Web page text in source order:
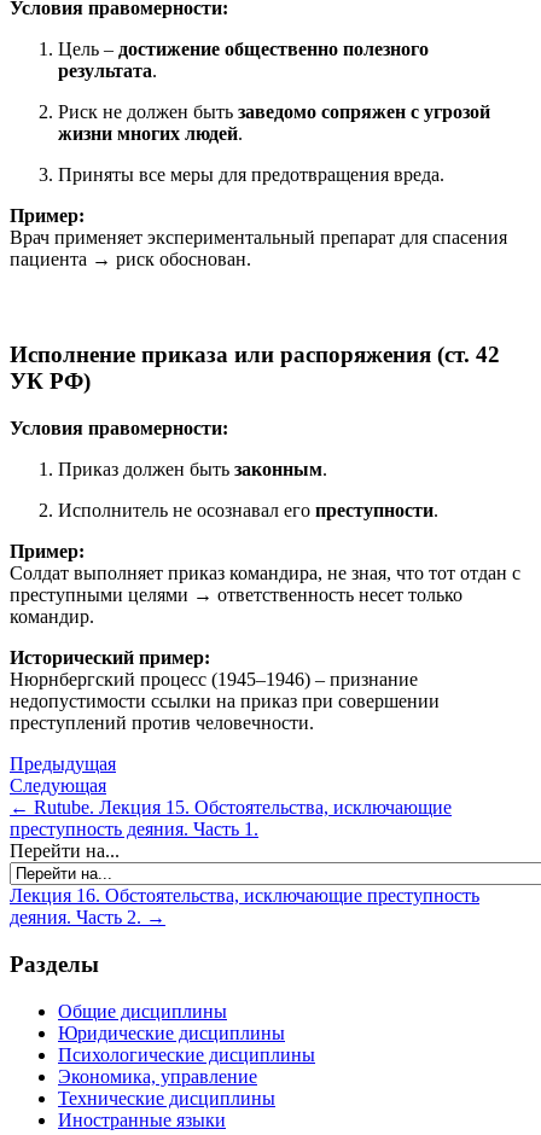
Условия правомерности:
Цель – достижение общественно полезного
результата.
Риск не должен быть заведомо сопряжен с угрозой
жизни многих людей.
Приняты все меры для предотвращения вреда.
Пример:
Врач применяет экспериментальный препарат для спасения
пациента → риск обоснован.
Исполнение приказа или распоряжения (ст. 42
УК РФ)
Условия правомерности:
Приказ должен быть законным.
Исполнитель не осознавал его преступности.
Пример:
Солдат выполняет приказ командира, не зная, что тот отдан с
преступными целями → ответственность несет только
командир.
Исторический пример:
Нюрнбергский процесс (1945–1946) – признание
недопустимости ссылки на приказ при совершении
преступлений против человечности.
Предыдущая
Следующая
← Rutube. Лекция 15. Обстоятельства, исключающие
преступность деяния. Часть 1.
Перейти на...
Лекция 16. Обстоятельства, исключающие преступность
деяния. Часть 2. →
Разделы
Общие дисциплины
Юридические дисциплины
Психологические дисциплины
Экономика, управление
Технические дисциплины
Иностранные языки